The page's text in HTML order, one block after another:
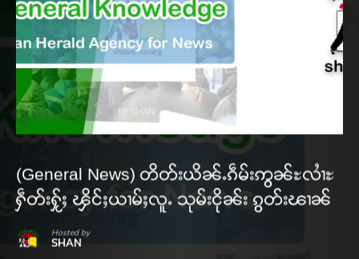
(General News) တိတ်းယိၼ်ႉၵဵမ်းဢွၼ်ႊလၢႆႊ
ႁဵတ်းႁႂ်ႈ ၾိင်ႈယၢမ်ႈလူႉ သုမ်းငိုၼ်း ၵွတ်းၽၢၼ်
Hosted by
SHAN